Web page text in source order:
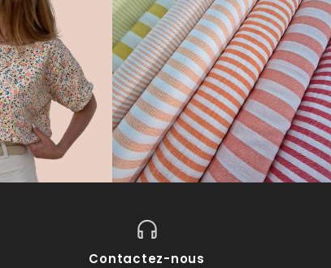
Contactez-nous